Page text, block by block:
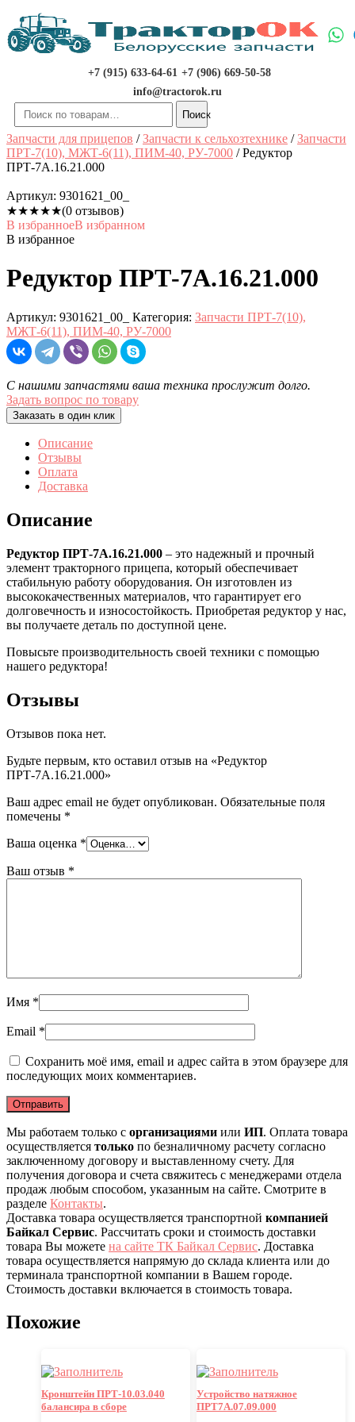
Перейти
содержимому
+7 (915) 633-64-61 +7 (906) 669-50-58
info@tractorok.ru
Искать:
Поиск
Запчасти для прицепов /Запчасти к сельхозтехнике /Запчасти
ПРТ-7(10), МЖТ-6(11), ПИМ-40, РУ-7000 / Редуктор
ПРТ-7А.16.21.000
Артикул: 9301621_00_
★★★★★(0 отзывов)
В избранноеВ избранном
В избранное
Редуктор ПРТ-7А.16.21.000
Артикул: 9301621_00_ Категория: Запчасти ПРТ-7(10),
МЖТ-6(11), ПИМ-40, РУ-7000
С нашими запчастями ваша техника прослужит долго.
Задать вопрос по товару
Заказать в один клик
Описание
Отзывы
Оплата
Доставка
Описание
Редуктор ПРТ-7А.16.21.000 – это надежный и прочный
элемент тракторного прицепа, который обеспечивает
стабильную работу оборудования. Он изготовлен из
высококачественных материалов, что гарантирует его
долговечность и износостойкость. Приобретая редуктор у нас,
вы получаете деталь по доступной цене.
Повысьте производительность своей техники с помощью
нашего редуктора!
Отзывы
Отзывов пока нет.
Будьте первым, кто оставил отзыв на «Редуктор
ПРТ-7А.16.21.000»
Ваш адрес email не будет опубликован. Обязательные поля
помечены *
Ваша оценка *
Ваш отзыв *
Имя *
Email *
Сохранить моё имя, email и адрес сайта в этом браузере для
последующих моих комментариев.
Мы работаем только с организациями или ИП. Оплата товара
осуществляется только по безналичному расчету согласно
заключенному договору и выставленному счету. Для
получения договора и счета свяжитесь с менеджерами отдела
продаж любым способом, указанным на сайте. Смотрите в
разделе Контакты.
Доставка товара осуществляется транспортной компанией
Байкал Сервис. Рассчитать сроки и стоимость доставки
товара Вы можете на сайте ТК Байкал Сервис. Доставка
товара осуществляется напрямую до склада клиента или до
терминала транспортной компании в Вашем городе.
Стоимость доставки включается в стоимость товара.
Похожие
Кронштейн ПРТ-10.03.040
балансира в сборе
Устройство натяжное
ПРТ7А.07.09.000